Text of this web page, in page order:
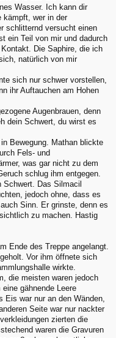
Wasser. Ich kann dir
kämpft, wer in der
schlitternd versucht einen
ein Teil von mir und dadurch
Die Saphire, die ich
natürlich von mir
sich nur schwer vorstellen,
ihr Auftauchen am Hohen
Augenbrauen, denn
dein Schwert, du wirst es
Bewegung. Mathan blickte
Fels- und
was gar nicht zu dem
schlug ihm entgegen.
Schwert. Das Silmacil
jedoch ohne, dass es
Sinn. Er grinste, denn es
zu machen. Hastig
Ende des Treppe angelangt.
Vor ihm öffnete sich
wirkte.
die meisten waren jedoch
gähnende Leere
Eis war nur an den Wänden,
Seite war nur nackter
zierten die
waren die Gravuren